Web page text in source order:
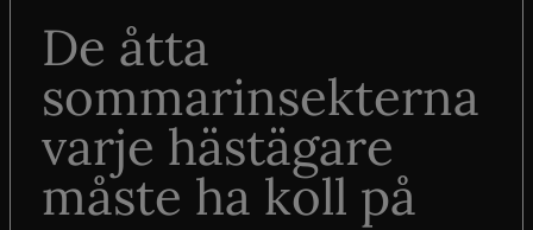
De åtta
sommarinsekterna
varje hästägare
måste ha koll på